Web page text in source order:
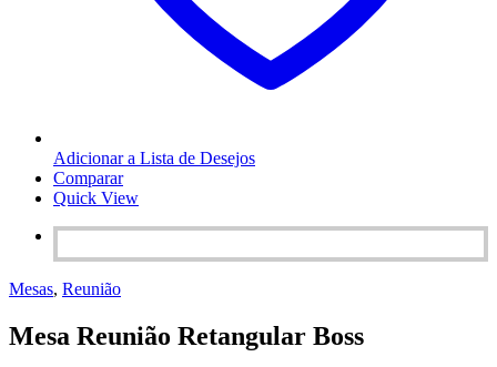
Adicionar a Lista de Desejos
Comparar
Quick View
Mesas, Reunião
Mesa Reunião Retangular Boss